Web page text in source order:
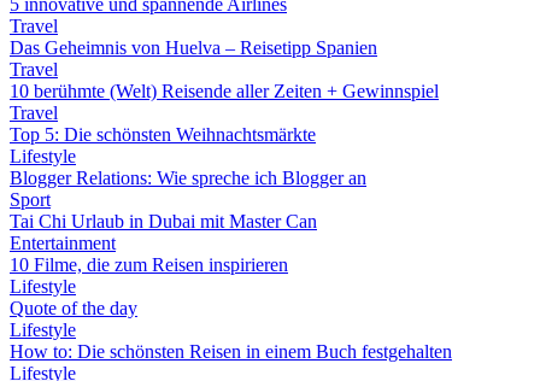
5 innovative und spannende Airlines
Travel
Das Geheimnis von Huelva – Reisetipp Spanien
Travel
10 berühmte (Welt) Reisende aller Zeiten + Gewinnspiel
Travel
Top 5: Die schönsten Weihnachtsmärkte
Lifestyle
Blogger Relations: Wie spreche ich Blogger an
Sport
Tai Chi Urlaub in Dubai mit Master Can
Entertainment
10 Filme, die zum Reisen inspirieren
Lifestyle
Quote of the day
Lifestyle
How to: Die schönsten Reisen in einem Buch festgehalten
Lifestyle